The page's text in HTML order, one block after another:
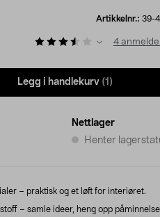
Artikkelnr.: 39-
4
Legg i handlekurv (1)
Nettlager
Henter
– praktisk og et løft for interiøret.
– samle ideer, heng opp